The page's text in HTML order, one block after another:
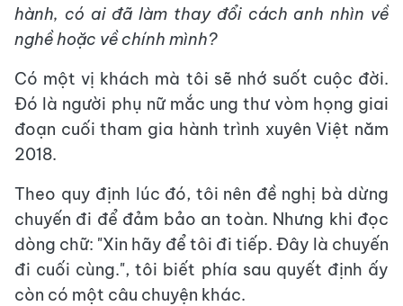
hành, có ai đã làm thay đổi cách anh nhìn về
nghề hoặc về chính mình?
Có một vị khách mà tôi sẽ nhớ suốt cuộc đời.
Đó là người phụ nữ mắc ung thư vòm họng giai
đoạn cuối tham gia hành trình xuyên Việt năm
2018.
Theo quy định lúc đó, tôi nên đề nghị bà dừng
chuyến đi để đảm bảo an toàn. Nhưng khi đọc
dòng chữ: "Xin hãy để tôi đi tiếp. Đây là chuyến
đi cuối cùng.", tôi biết phía sau quyết định ấy
còn có một câu chuyện khác.